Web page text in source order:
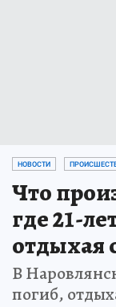
НОВОСТИ
Что
где 21-
отдыхая
В
погиб,